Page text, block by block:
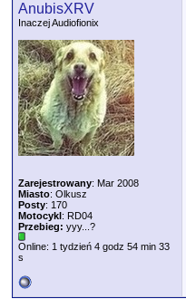
AnubisXRV
Inaczej Audiofionix
Zarejestrowany: Mar 2008
Miasto: Olkusz
Posty: 170
Motocykl: RD04
Przebieg: yyy...?
Online: 1 tydzień 4 godz 54 min 33
s